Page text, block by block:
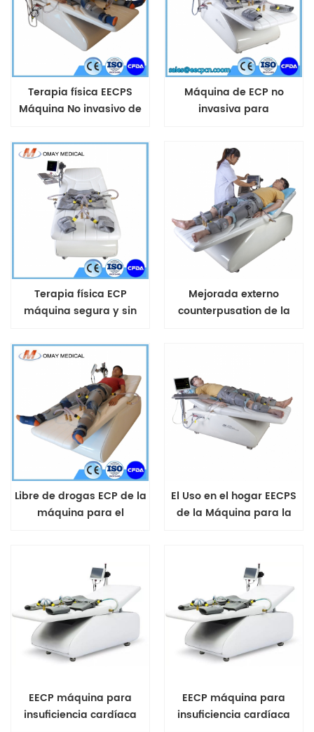
Terapia física EECPS
Máquina No invasivo de
corazón
Máquina de ECP no
invasiva para
Tratamiento aprobado
por la FDA de EE. UU.
Terapia física ECP
máquina segura y sin
el dolor de pecho ataque
al corazón
Mejorada externo
counterpusation de la
Libre de drogas ECP de la
máquina para el
El Uso en el hogar EECPS
de la Máquina para la
EECP máquina para
insuficiencia cardíaca
EECP máquina para
insuficiencia cardíaca